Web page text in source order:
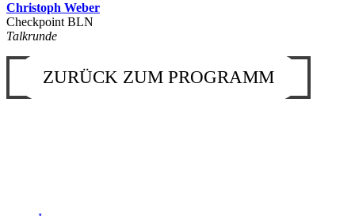
Christoph Weber
Checkpoint BLN
Talkrunde
ZURÜCK ZUM PROGRAMM